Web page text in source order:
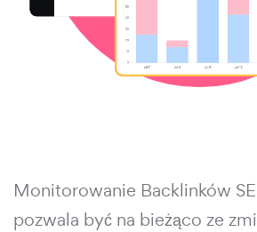
Monitorowanie Backlinków
pozwala być na bieżąco ze